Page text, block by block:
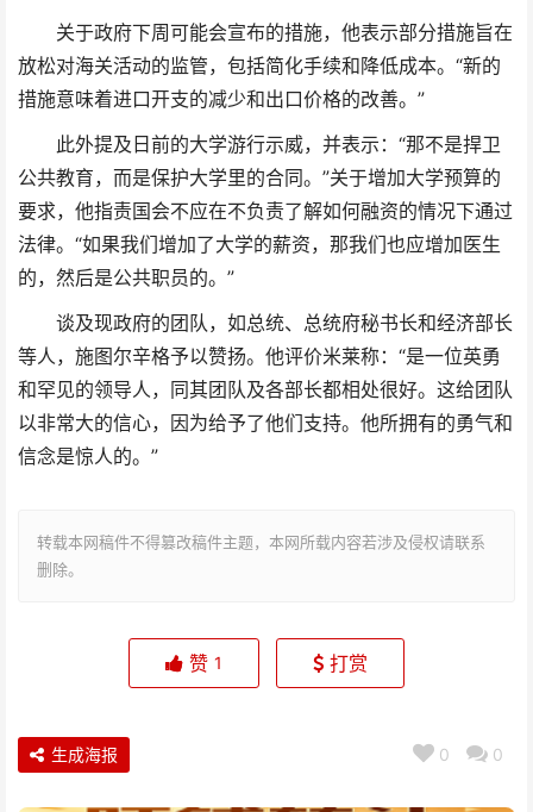
关于政府下周可能会宣布的措施，他表示部分措施旨在
放松对海关活动的监管，包括简化手续和降低成本。“新的
措施意味着进口开支的减少和出口价格的改善。”
此外提及日前的大学游行示威，并表示：“那不是捍卫
公共教育，而是保护大学里的合同。”关于增加大学预算的
要求，他指责国会不应在不负责了解如何融资的情况下通过
法律。“如果我们增加了大学的薪资，那我们也应增加医生
的，然后是公共职员的。”
谈及现政府的团队，如总统、总统府秘书长和经济部长
等人，施图尔辛格予以赞扬。他评价米莱称：“是一位英勇
和罕见的领导人，同其团队及各部长都相处很好。这给团队
以非常大的信心，因为给予了他们支持。他所拥有的勇气和
信念是惊人的。”
转载本网稿件不得篡改稿件主题，本网所载内容若涉及侵权请联系
删除。
赞 1 打赏
0 0
生成海报